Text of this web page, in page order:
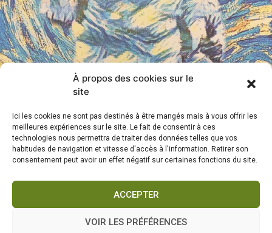
À propos des cookies sur le
site
Ici les cookies ne sont pas destinés à être mangés mais à vous offrir les
meilleures expériences sur le site. Le fait de consentir à ces
technologies nous permettra de traiter des données telles que vos
habitudes de navigation et vitesse d'accès à l'information. Retirer son
consentement peut avoir un effet négatif sur certaines fonctions du site.
ACCEPTER
VOIR LES PRÉFÉRENCES